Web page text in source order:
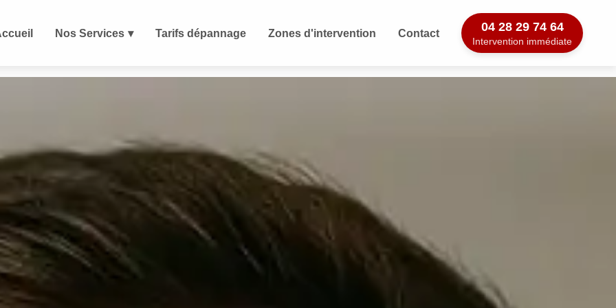
Nos Services Tarifs dépannage Zones d'intervention Contact 04 28 29 74 64
Intervention immédiate